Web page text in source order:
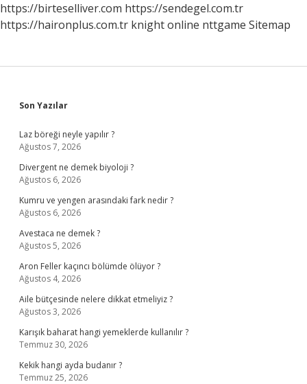
https://birteselliver.com https://sendegel.com.tr
https://haironplus.com.tr knight online nttgame Sitemap
Sidebar
Son Yazılar
Laz böreği neyle yapılır ?
Ağustos 7, 2026
Divergent ne demek biyoloji ?
Ağustos 6, 2026
Kumru ve yengen arasındaki fark nedir ?
Ağustos 6, 2026
Avestaca ne demek ?
Ağustos 5, 2026
Aron Feller kaçıncı bölümde ölüyor ?
Ağustos 4, 2026
Aile bütçesinde nelere dikkat etmeliyiz ?
Ağustos 3, 2026
Karışık baharat hangi yemeklerde kullanılır ?
Temmuz 30, 2026
Kekik hangi ayda budanır ?
Temmuz 25, 2026